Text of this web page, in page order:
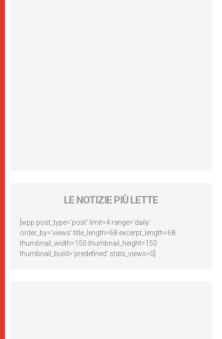
LE NOTIZIE PIÙ LETTE
[wpp post_type='post' limit=4 range='daily'
order_by='views' title_length=68 excerpt_length=68
thumbnail_width=150 thumbnail_height=150
thumbnail_build='predefined' stats_views=0]